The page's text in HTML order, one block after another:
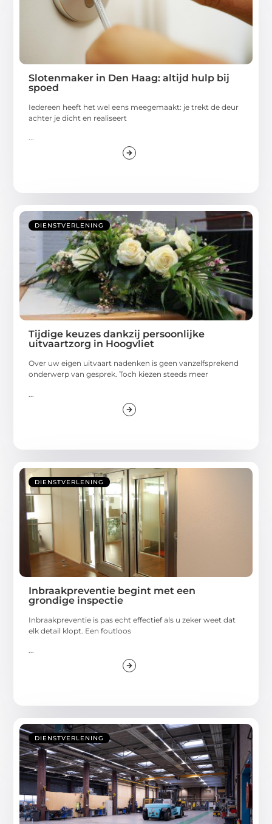
Slotenmaker in Den Haag: altijd hulp bij
spoed
Iedereen heeft het wel eens meegemaakt: je trekt de deur
achter je dicht en realiseert
...
DIENSTVERLENING
Tijdige keuzes dankzij persoonlijke
uitvaartzorg in Hoogvliet
Over uw eigen uitvaart nadenken is geen vanzelfsprekend
onderwerp van gesprek. Toch kiezen steeds meer
DIENSTVERLENING
Inbraakpreventie begint met een
grondige inspectie
Inbraakpreventie is pas echt effectief als u zeker weet dat
elk detail klopt. Een foutloos
...
DIENSTVERLENING